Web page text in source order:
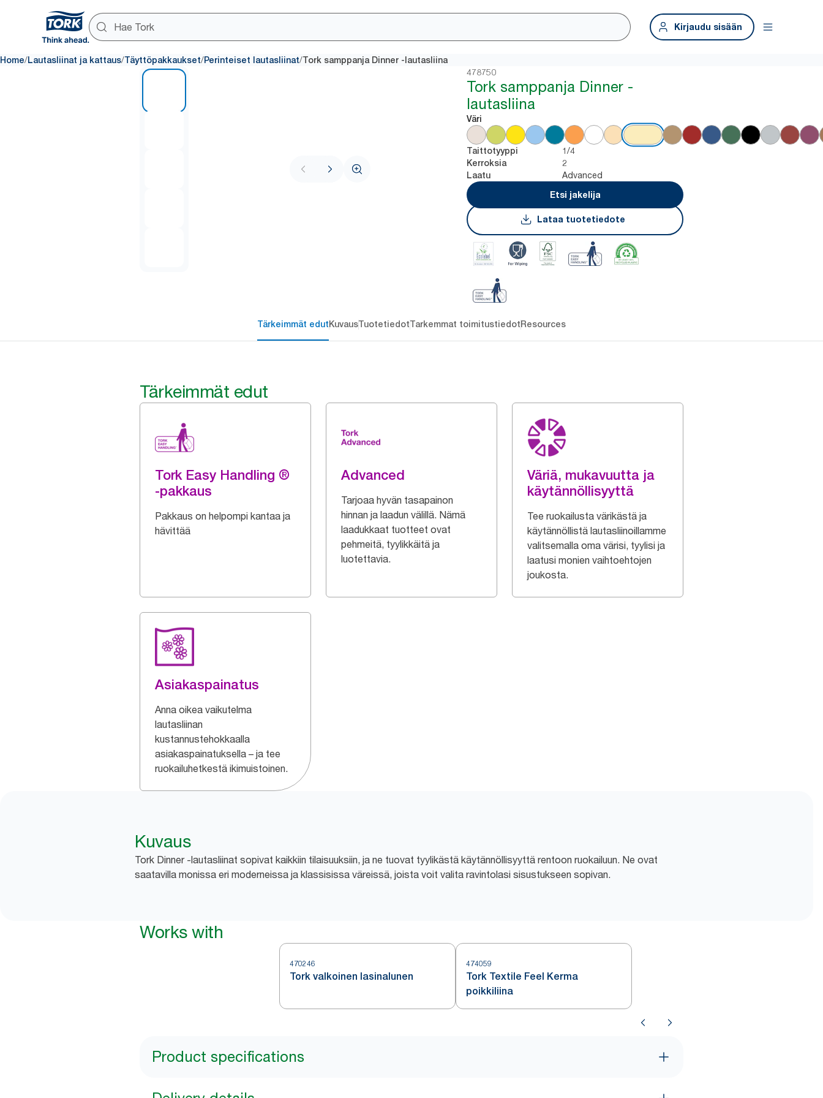
Kirjaudu sisään
Home/Lautasliinat ja kattaus/Täyttöpakkaukset/Perinteiset lautasliinat/Tork samppanja Dinner -lautasliina
478750
Tork samppanja Dinner -
lautasliina
Väri
Taittotyyppi 1/4
Kerroksia 2
Laatu
Advanced
Etsi jakelija
Lataa tuotetiedote
Tärkeimmät edutKuvausTuotetiedotTarkemmat toimitustiedotResources
Tärkeimmät edut
Tork Easy Handling ®
-pakkaus
Pakkaus on helpompi kantaa ja
hävittää
Advanced
Tarjoaa hyvän tasapainon
hinnan ja laadun välillä. Nämä
laadukkaat tuotteet ovat
pehmeitä, tyylikkäitä ja
luotettavia.
Väriä, mukavuutta ja
käytännöllisyyttä
Tee ruokailusta värikästä ja
käytännöllistä lautasliinoillamme
valitsemalla oma värisi, tyylisi ja
laatusi monien vaihtoehtojen
joukosta.
Asiakaspainatus
Anna oikea vaikutelma
lautasliinan
kustannustehokkaalla
asiakaspainatuksella – ja tee
ruokailuhetkestä ikimuistoinen.
Kuvaus
Tork Dinner -lautasliinat sopivat kaikkiin tilaisuuksiin, ja ne tuovat tyylikästä käytännöllisyyttä rentoon ruokailuun. Ne ovat
saatavilla monissa eri moderneissa ja klassisissa väreissä, joista voit valita ravintolasi sisustukseen sopivan.
Works with
470246
Tork valkoinen lasinalunen
474059
Tork Textile Feel Kerma
poikkiliina
Product specifications